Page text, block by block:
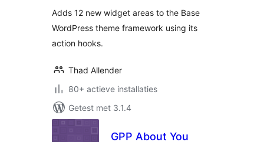
Adds 12 new widget areas to the Base
WordPress theme framework using its
action hooks.
Thad Allender
80+ actieve installaties
Getest met 3.1.4
GPP About You